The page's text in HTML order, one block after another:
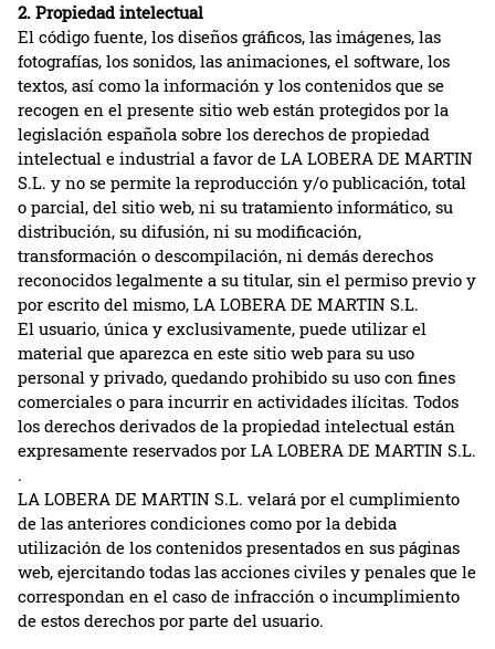
2. Propiedad intelectual
El código fuente, los diseños gráficos, las imágenes, las
fotografías, los sonidos, las animaciones, el software, los
textos, así como la información y los contenidos que se
recogen en el presente sitio web están protegidos por la
legislación española sobre los derechos de propiedad
intelectual e industrial a favor de LA LOBERA DE MARTIN
S.L. y no se permite la reproducción y/o publicación, total
o parcial, del sitio web, ni su tratamiento informático, su
distribución, su difusión, ni su modificación,
transformación o descompilación, ni demás derechos
reconocidos legalmente a su titular, sin el permiso previo y
por escrito del mismo, LA LOBERA DE MARTIN S.L.
El usuario, única y exclusivamente, puede utilizar el
material que aparezca en este sitio web para su uso
personal y privado, quedando prohibido su uso con fines
comerciales o para incurrir en actividades ilícitas. Todos
los derechos derivados de la propiedad intelectual están
expresamente reservados por LA LOBERA DE MARTIN S.L.
.
LA LOBERA DE MARTIN S.L. velará por el cumplimiento
de las anteriores condiciones como por la debida
utilización de los contenidos presentados en sus páginas
web, ejercitando todas las acciones civiles y penales que le
correspondan en el caso de infracción o incumplimiento
de estos derechos por parte del usuario.